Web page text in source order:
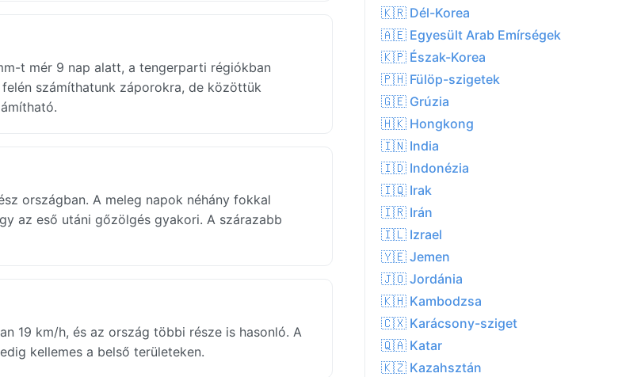
t mér 9 nap alatt, a tengerparti régiókban
számíthatunk záporokra, de közöttük
országban. A meleg napok néhány fokkal
az eső utáni gőzölgés gyakori. A szárazabb
19 km/h, és az ország többi része is hasonló. A
kellemes a belső területeken.
🇰🇷 Dél-Korea
🇦🇪 Egyesült Arab Emírségek
🇰🇵 Észak-Korea
🇵🇭 Fülöp-szigetek
🇬🇪 Grúzia
🇭🇰 Hongkong
🇮🇳 India
🇮🇩 Indonézia
🇮🇶 Irak
🇮🇷 Irán
🇮🇱 Izrael
🇾🇪 Jemen
🇯🇴 Jordánia
🇰🇭 Kambodzsa
🇨🇽 Karácsony-sziget
🇶🇦 Katar
🇰🇿 Kazahsztán